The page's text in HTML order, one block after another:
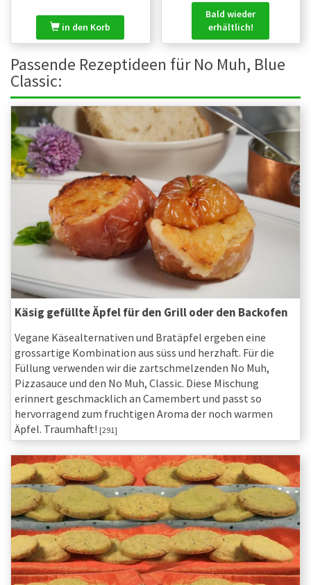
in den Korb
Bald wieder
erhältlich!
Passende Rezeptideen für No Muh, Blue
Classic:
Käsig gefüllte Äpfel für den Grill oder den Backofen
Vegane Käsealternativen und Bratäpfel ergeben eine
grossartige Kombination aus süss und herzhaft. Für die
Füllung verwenden wir die zartschmelzenden No Muh,
Pizzasauce und den No Muh, Classic. Diese Mischung
erinnert geschmacklich an Camembert und passt so
hervorragend zum fruchtigen Aroma der noch warmen
Äpfel. Traumhaft! [291]